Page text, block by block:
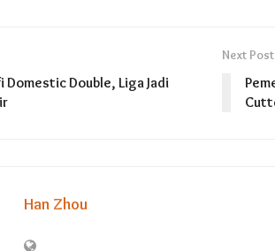
Domestic Double, Liga Jadi
Next Post
Han Zhou